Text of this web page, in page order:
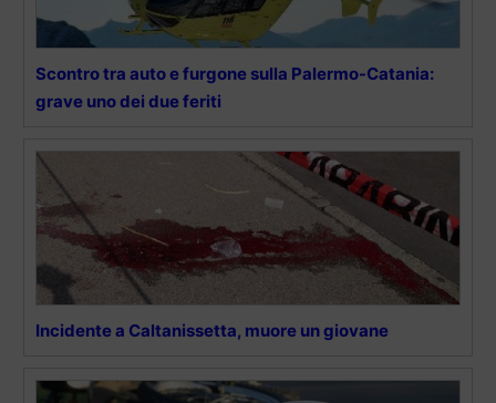
Scontro tra auto e furgone sulla Palermo-Catania:
grave uno dei due feriti
Incidente a Caltanissetta, muore un giovane